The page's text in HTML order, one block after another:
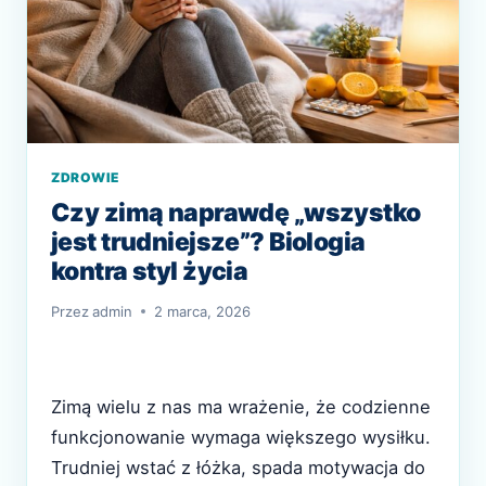
ZDROWIE
Czy zimą naprawdę „wszystko
jest trudniejsze”? Biologia
kontra styl życia
Przezadmin 2 marca, 2026
Zimą wielu z nas ma wrażenie, że codzienne
funkcjonowanie wymaga większego wysiłku.
Trudniej wstać z łóżka, spada motywacja do